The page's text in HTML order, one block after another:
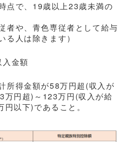
点で、19歳以上23歳未満の
者や、青色専従者として給与
る人は除きます）
金額
所得金額が58万円超(収入が
万円超)～123万円(収入が給
以下)であること。